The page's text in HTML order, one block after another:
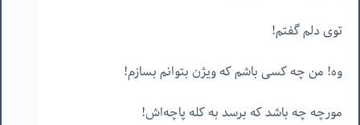
توی دلم گفتم!
وه! من چه کسی باشم که ویژن بتوانم بسازم!
مورچه چه باشد که برسد به کله پاچه‌اش!